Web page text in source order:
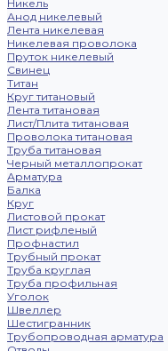
Никель
Анод никелевый
Лента никелевая
Никелевая проволока
Пруток никелевый
Свинец
Титан
Круг титановый
Лента титановая
Лист/Плита титановая
Проволока титановая
Труба титановая
Черный металлопрокат
Арматура
Балка
Круг
Листовой прокат
Лист рифленый
Профнастил
Трубный прокат
Труба круглая
Труба профильная
Уголок
Швеллер
Шестигранник
Трубопроводная арматура